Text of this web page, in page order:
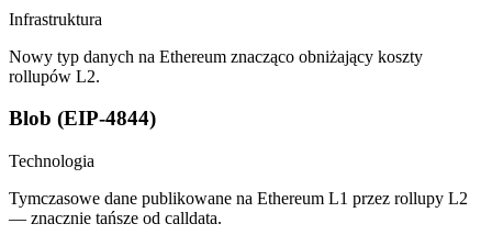
Infrastruktura
Nowy typ danych na Ethereum znacząco obniżający koszty
rollupów L2.
Blob (EIP-4844)
Technologia
Tymczasowe dane publikowane na Ethereum L1 przez rollupy L2
— znacznie tańsze od calldata.